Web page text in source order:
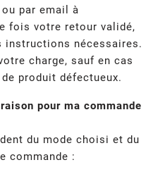
par email à
fois votre retour validé,
instructions nécessaires.
charge, sauf en cas
produit défectueux.
pour ma commande
du mode choisi et du
commande :